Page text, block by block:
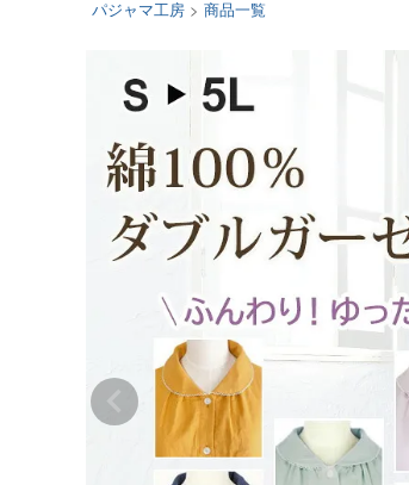
パジャマ工房 商品一覧